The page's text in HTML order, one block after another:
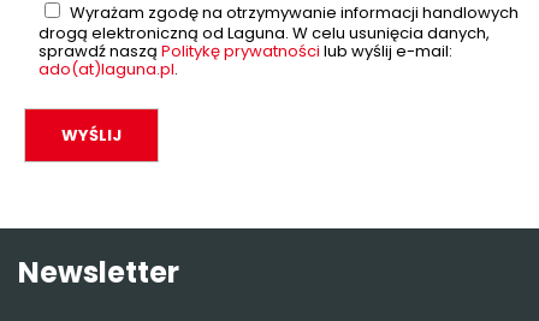
Wyrażam zgodę na otrzymywanie informacji handlowych
drogą elektroniczną od Laguna. W celu usunięcia danych,
sprawdź naszą Politykę prywatności lub wyślij e-mail:
ado(at)laguna.pl.
Newsletter